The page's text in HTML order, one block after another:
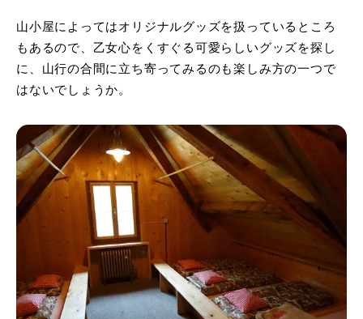
山小屋によってはオリジナルグッズを扱っているところ
もあるので、乙女心をくすぐる可愛らしいグッズを探し
に、山行の合間に立ち寄ってみるのも楽しみ方の一つで
はないでしょうか。